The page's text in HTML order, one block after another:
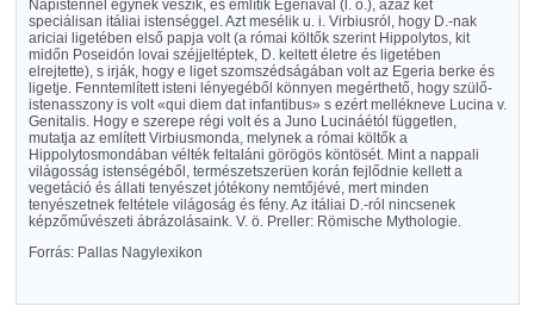
Napistennel egynek veszik, és említik Egeriával (l. o.), azaz két
speciálisan itáliai istenséggel. Azt mesélik u. i. Virbiusról, hogy D.-nak
ariciai ligetében első papja volt (a római költők szerint Hippolytos, kit
midőn Poseidón lovai széjjeltéptek, D. keltett életre és ligetében
elrejtette), s irják, hogy e liget szomszédságában volt az Egeria berke és
ligetje. Fenntemlített isteni lényegéből könnyen megérthető, hogy szülő-
istenasszony is volt «qui diem dat infantibus» s ezért mellékneve Lucina v.
Genitalis. Hogy e szerepe régi volt és a Juno Lucináétól független,
mutatja az említett Virbiusmonda, melynek a római költők a
Hippolytosmondában vélték feltaláni görögös köntösét. Mint a nappali
világosság istenségéből, természetszerüen korán fejlődnie kellett a
vegetáció és állati tenyészet jótékony nemtőjévé, mert minden
tenyészetnek feltétele világoság és fény. Az itáliai D.-ról nincsenek
képzőművészeti ábrázolásaink. V. ö. Preller: Römische Mythologie.
Forrás: Pallas Nagylexikon